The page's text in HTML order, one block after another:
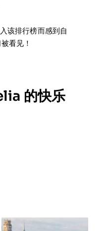
该排行榜而感到自
看见！
的快乐